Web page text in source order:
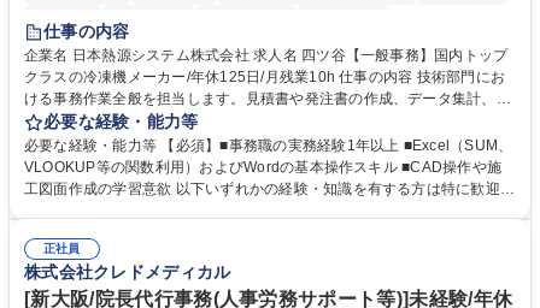
賞与あり
交通費支給
仕事の内容
企業名 日本熱源システム株式会社 求人名 四ツ谷【一般事務】国内トップ
クラスの冷凍機メーカー/年休125日/月残業10h 仕事の内容 技術部門にお
ける事務作業全般を担当します。見積書や発注書の作成、データ集計、C
ADを用いた図面修正補助、電話・メール対応などを通じて現場の技術者
を支えるポジションです。 【仕事内容】■資料の整理、作成、ファイリン
グ、受発注等のデータ入力 ■工事見積書や発注書など案件に関する書面の
作成および管理■Excel関数を用いたデータ集計および管理■CAD操作によ
中で少しずつ身につけられますので、専門知識を持たない方でも安心して
ご応募いただけます。 募集職種 四ツ谷【一般事務】国内トップクラスの
冷凍機メーカー/年休125日/月残業10h
必要な経験・能力等
必要な経験・能力等 【必須】■事務職の実務経験1年以上 ■Excel（SUM、
VLOOKUP等の関数利用）およびWordの基本操作スキル ■CAD操作や施
工図面作成の学習意欲 以下いずれかの経験・知識を有する方は特に歓迎し
を使用しますが既存フォーマットへの入力・修正が中心です。一から関数
を組むことはありませんのでご安心ください。 学歴・資格 学歴：大学院
大学 高専 短大 専修学校 高校 語学力： 資格：第一種運転免許普通自動車
正社員
株式会社クレドメディカル
[新大阪/院長代行事務(人事労務サポート等)]未経験/年休